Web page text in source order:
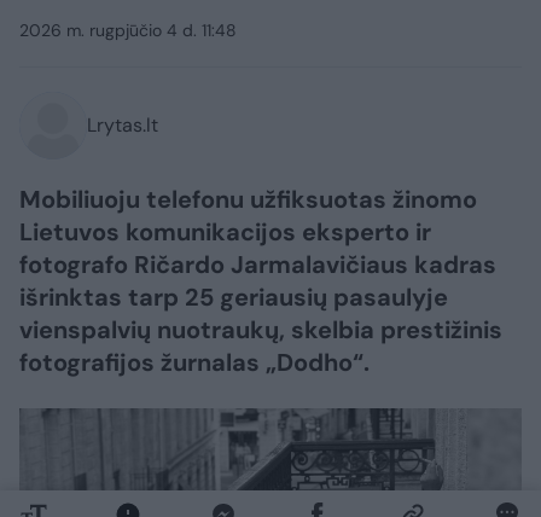
2026 m. rugpjūčio 4 d. 11:48
Lrytas.lt
Mobiliuoju telefonu užfiksuotas žinomo
Lietuvos komunikacijos eksperto ir
fotografo Ričardo Jarmalavičiaus kadras
išrinktas tarp 25 geriausių pasaulyje
vienspalvių nuotraukų, skelbia prestižinis
fotografijos žurnalas „Dodho“.